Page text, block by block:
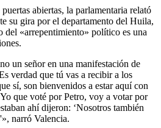
abiertas, la parlamentaria relató
su gira por el departamento del Huila,
del «arrepentimiento» político es una
un señor en una manifestación de
verdad que tú vas a recibir a los
sí, son bienvenidos a estar aquí con
que voté por Petro, voy a votar por
ahí dijeron: ‘Nosotros también
narró Valencia.